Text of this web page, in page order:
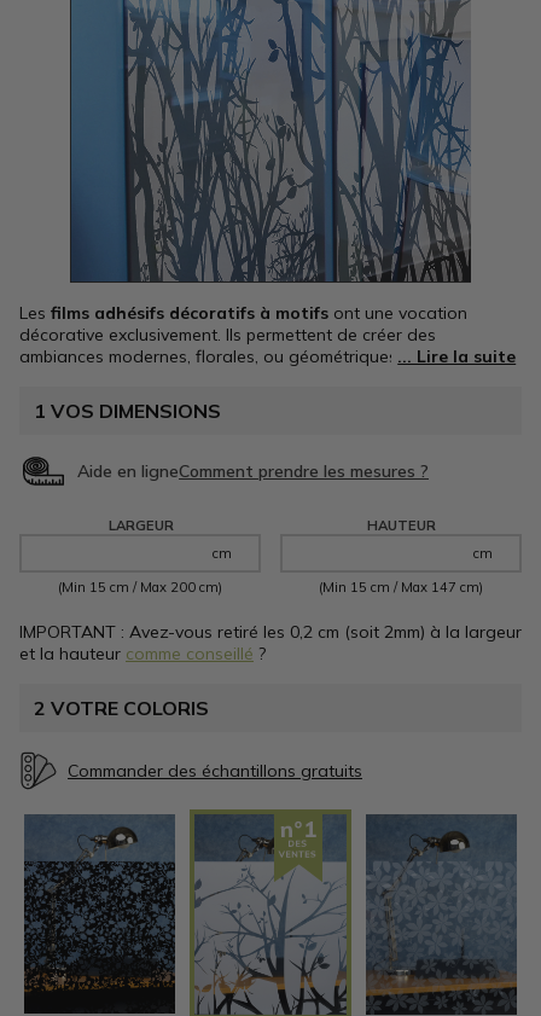
Les films adhésifs décoratifs à motifs ont une vocation
décorative exclusivement. Ils permettent de créer des
ambiances modernes, florales, ou géométriques, offrant une
d'ajouter une touche décorative, les films à motifs pour les
vitres de fenêtres peuvent également offrir une certaine intimité
films sont résistants et adaptés à une utilisation intensive.
Films sur-mesure
et Made in France.
1 VOS DIMENSIONS
Aide en ligne
LARGEUR
cm
(Min 15 cm / Max 200 cm)
HAUTEUR
cm
(Min 15 cm / Max 147 cm)
IMPORTANT : Avez-vous retiré les 0,2 cm (soit 2mm) à la largeur
et la hauteur comme conseillé ?
2 VOTRE COLORIS